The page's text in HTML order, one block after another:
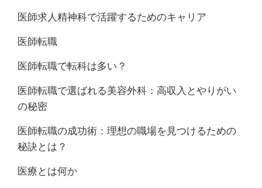
医師求人精神科で活躍するためのキャリア
医師転職
医師転職で転科は多い？
医師転職で選ばれる美容外科：高収入とやりがい
の秘密
医師転職の成功術：理想の職場を見つけるための
秘訣とは？
医療とは何か